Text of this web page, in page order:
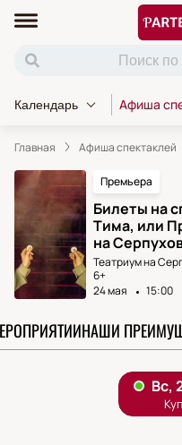
Календарь Афиша
Главная Афиша спектаклей
Премьера
Билеты на
Тима, или
на
Театриум на
6+
24 мая
15:00
НАШИ